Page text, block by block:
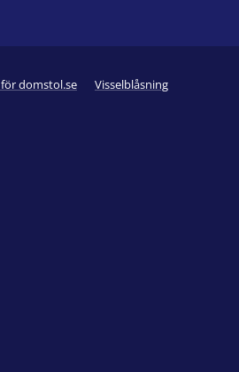
domstol.se Visselblåsning